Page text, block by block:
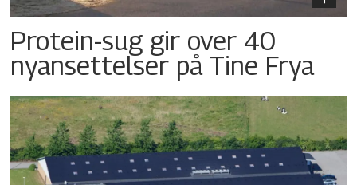
Protein-sug gir over 40
nyansettelser på Tine Frya